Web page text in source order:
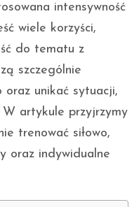
intensywność
wiele korzyści,
do tematu z
szczególnie
oraz unikać sytuacji,
W artykule przyjrzymy
trenować siłowo,
oraz indywidualne